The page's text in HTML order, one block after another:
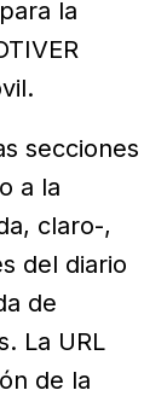
la
secciones
a la
claro-,
del diario
de
La URL
de la